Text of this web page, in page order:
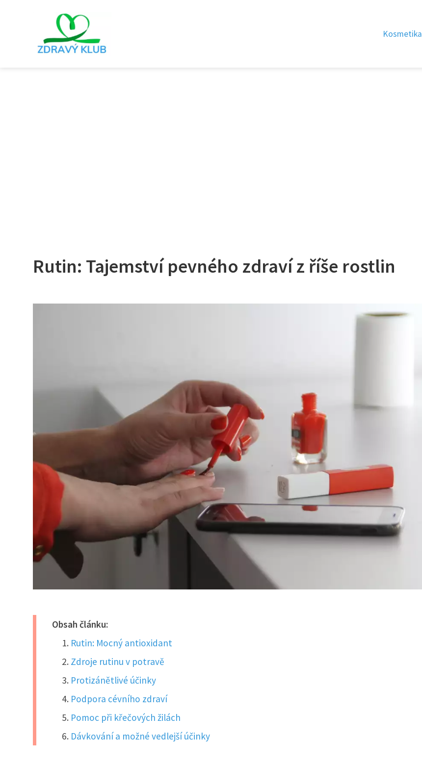
Kosmetika
Rutin: Tajemství pevného zdraví z říše rostlin
Obsah článku:
Rutin: Mocný antioxidant
Zdroje rutinu v potravě
Protizánětlivé účinky
Podpora cévního zdraví
Pomoc při křečových žilách
Dávkování a možné vedlejší účinky